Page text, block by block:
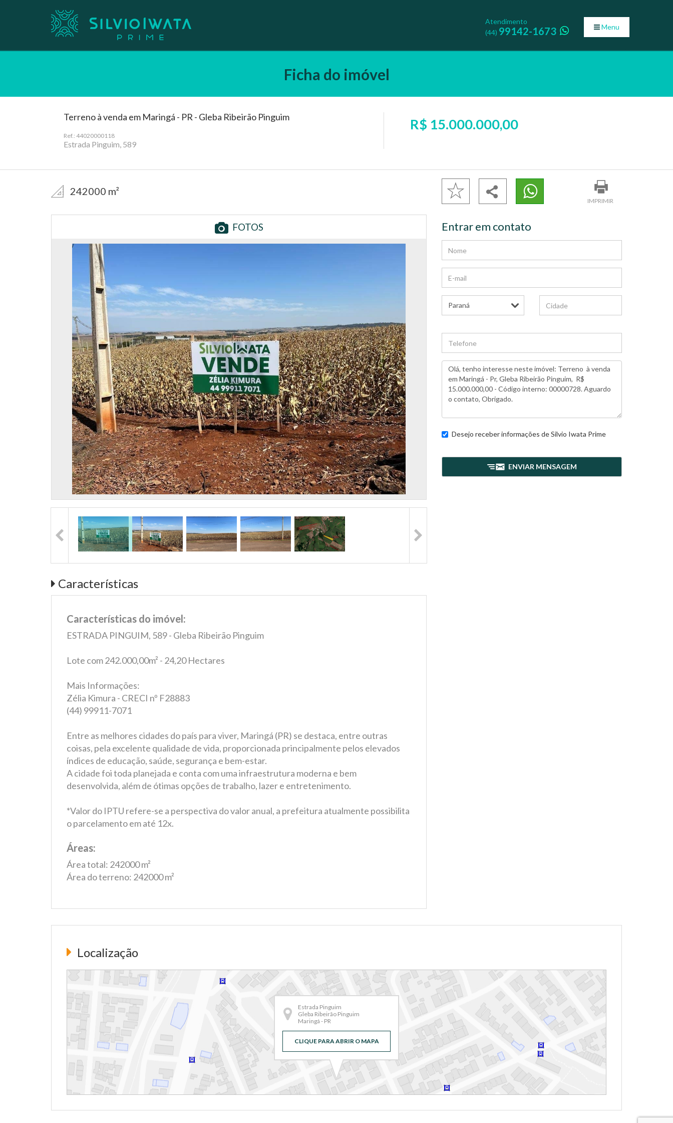
Menu
Atendimento
(44) 99142-1673
Ficha do imóvel
Terreno à venda em Maringá - PR - Gleba Ribeirão Pinguim
Ref.: 44020000118
Estrada Pinguim, 589
R$ 15.000.000,00
242000 m²
FOTOS
IMPRIMIR
Entrar em contato
Desejo receber informações deSilvio Iwata Prime
ENVIAR MENSAGEM
Características
Características do imóvel:
ESTRADA PINGUIM, 589 - Gleba Ribeirão Pinguim
Lote com 242.000,00m² - 24,20 Hectares
Mais Informações:
Zélia Kimura - CRECI nº F28883
(44) 99911-7071
Entre as melhores cidades do país para viver, Maringá (PR) se destaca, entre outras
coisas, pela excelente qualidade de vida, proporcionada principalmente pelos elevados
índices de educação, saúde, segurança e bem-estar.
A cidade foi toda planejada e conta com uma infraestrutura moderna e bem
desenvolvida, além de ótimas opções de trabalho, lazer e entretenimento.
*Valor do IPTU refere-se a perspectiva do valor anual, a prefeitura atualmente possibilita
o parcelamento em até 12x.
Áreas:
Área total: 242000 m²
Área do terreno: 242000 m²
Localização
Estrada Pinguim
Gleba Ribeirão Pinguim
Maringá - PR
CLIQUE PARA ABRIR O MAPA